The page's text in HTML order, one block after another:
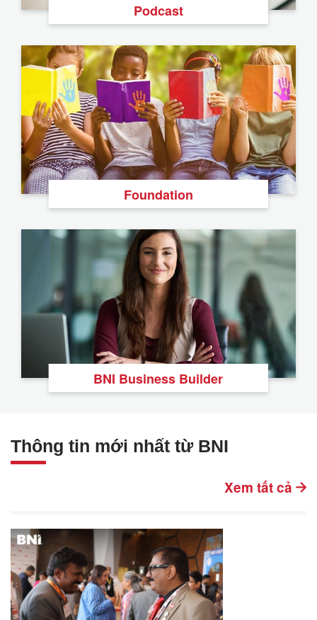
Podcast
Foundation
BNI Business Builder
Thông tin mới nhất từ BNI
Xem tất cả